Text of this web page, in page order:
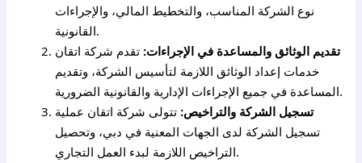
نوع الشركة المناسب، والتخطيط المالي، والإجراءات
القانونية.
تقديم الوثائق والمساعدة في الإجراءات: تقدم شركة اتقان
خدمات إعداد الوثائق اللازمة لتأسيس الشركة، وتقديم
المساعدة في جميع الإجراءات الإدارية والقانونية الضرورية.
تسجيل الشركة والتراخيص: تتولى شركة اتقان عملية
تسجيل الشركة لدى الجهات المعنية في دبي، وتحصيل
التراخيص اللازمة لبدء العمل التجاري.